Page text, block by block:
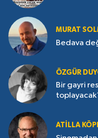
MURAT
Bedava
ÖZGÜR
Bir gayri
ATILLA